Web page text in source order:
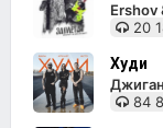
Ershov
20
Худи
84